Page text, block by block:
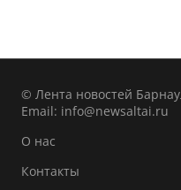
© Лента новостей
Email: info@newsaltai.ru
О нас
Контакты